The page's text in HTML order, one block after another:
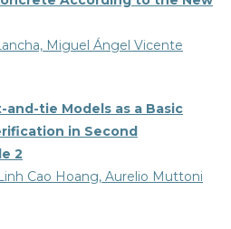
Miguel Ángel Vicente
tie Models as a Basic
in Second
2
Cao Hoang, Aurelio Muttoni